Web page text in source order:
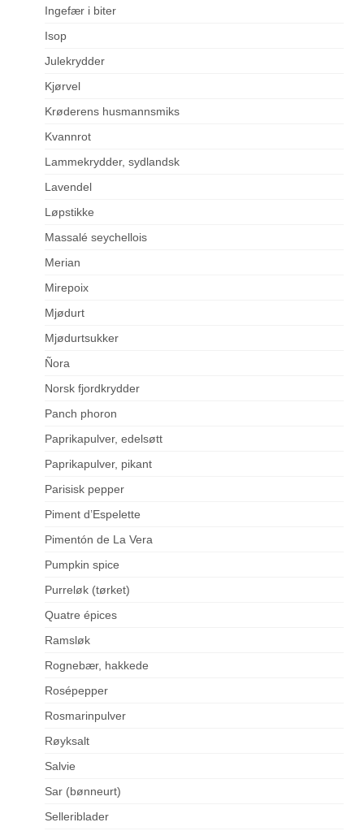
Ingefær i biter
Isop
Julekrydder
Kjørvel
Krøderens husmannsmiks
Kvannrot
Lammekrydder, sydlandsk
Lavendel
Løpstikke
Massalé seychellois
Merian
Mirepoix
Mjødurt
Mjødurtsukker
Ñora
Norsk fjordkrydder
Panch phoron
Paprikapulver, edelsøtt
Paprikapulver, pikant
Parisisk pepper
Piment d’Espelette
Pimentón de La Vera
Pumpkin spice
Purreløk (tørket)
Quatre épices
Ramsløk
Rognebær, hakkede
Rosépepper
Rosmarinpulver
Røyksalt
Salvie
Sar (bønneurt)
Selleriblader